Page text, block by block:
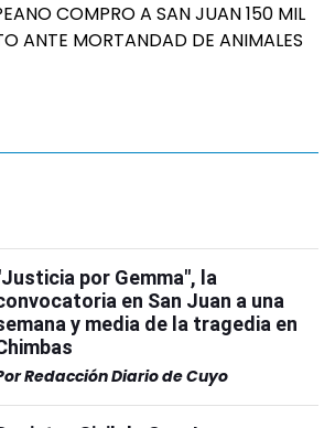
COMPRO A SAN JUAN 150 MIL
ANTE MORTANDAD DE ANIMALES
por Gemma", la
en San Juan a una
y media de la tragedia en
Redacción Diario de Cuyo